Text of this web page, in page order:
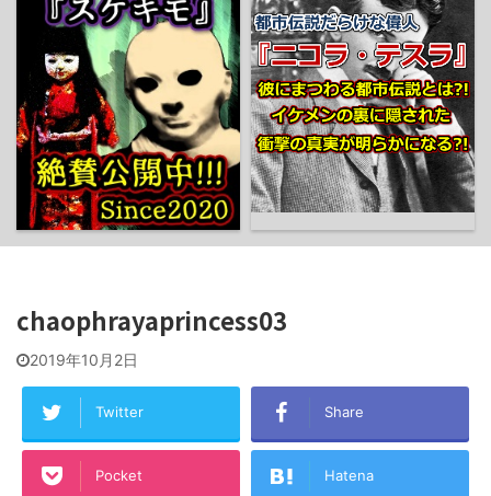
chaophrayaprincess03
2019年10月2日
Twitter Share
Pocket Hatena